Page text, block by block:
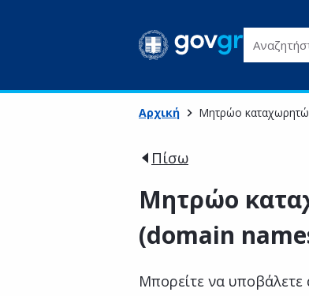
Αρχική Μητρώο
Πίσω
Μητρώο
(domain
Μπορείτε να